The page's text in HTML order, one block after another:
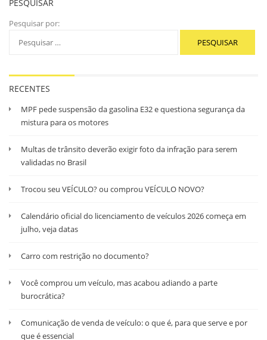
PESQUISAR
Pesquisar por:
RECENTES
MPF pede suspensão da gasolina E32 e questiona segurança da
mistura para os motores
Multas de trânsito deverão exigir foto da infração para serem
validadas no Brasil
Trocou seu VEÍCULO? ou comprou VEÍCULO NOVO?
Calendário oficial do licenciamento de veículos 2026 começa em
julho, veja datas
Carro com restrição no documento?
Você comprou um veículo, mas acabou adiando a parte
burocrática?
Comunicação de venda de veículo: o que é, para que serve e por
que é essencial